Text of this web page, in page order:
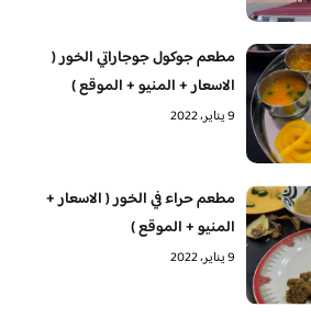
مطعم جوكول جوجاراتي الخور (
الاسعار + المنيو + الموقع )
9 يناير، 2022
مطعم حراء في الخور ( الاسعار +
المنيو + الموقع )
9 يناير، 2022